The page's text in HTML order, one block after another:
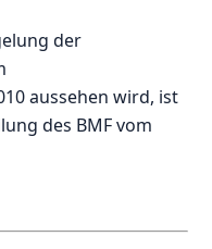
der
aussehen wird, ist
des BMF vom